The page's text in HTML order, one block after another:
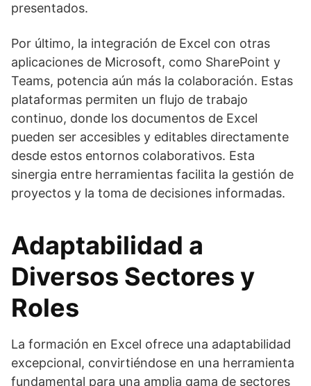
presentados.
Por último, la integración de Excel con otras
aplicaciones de Microsoft, como SharePoint y
Teams, potencia aún más la colaboración. Estas
plataformas permiten un flujo de trabajo
continuo, donde los documentos de Excel
pueden ser accesibles y editables directamente
desde estos entornos colaborativos. Esta
sinergia entre herramientas facilita la gestión de
proyectos y la toma de decisiones informadas.
Adaptabilidad a
Diversos Sectores y
Roles
La formación en Excel ofrece una adaptabilidad
excepcional, convirtiéndose en una herramienta
fundamental para una amplia gama de sectores